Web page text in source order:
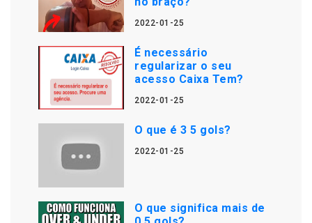
2022-01-25
É necessário
regularizar o seu
acesso Caixa Tem?
2022-01-25
O que é 3 5 gols?
2022-01-25
O que significa mais de